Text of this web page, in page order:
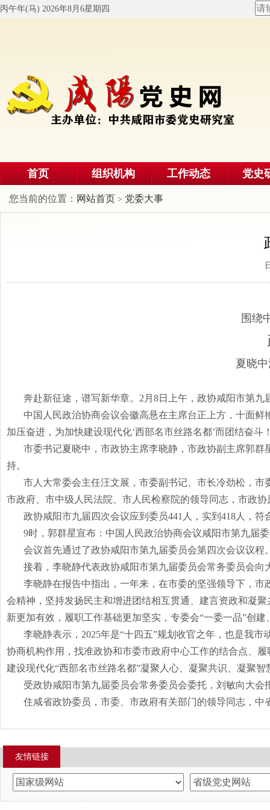
丙午年(马) 2026年8月6星期四
首页 组织机构 工作动态 党史
您当前的位置： 网站首页 > 党委大事
围绕
夏晓
奔赴新征途，谱写新华章。 2 月 8日上午，政协咸阳市第九
中国人民政治协商会议会徽高悬在主席台正上方，十面
加压奋进，为加快建设现代化‘西部名市丝路名都’而团结奋斗
市委书记夏晓中，市政协主席李晓静，市政协副主席郭
持。
市人大常委会主任汪文展，市委副书记、市长冷劲松，
市政府、市中级人民法院、市人民检察院的领导同志，市政
政协咸阳市九届四次会议应到委员441 人，实到 418 人，符
9时，郭群星宣布：中国人民政治协商会议咸阳市第九届
会议首先通过了政协咸阳市第九届委员会第四次会议议程
接着，李晓静代表政协咸阳市第九届委员会常务委员会向
李晓静在报告中指出，一年来，在市委的坚强领导下，
会精神，坚持发扬民主和增进团结相互贯通、建言资政和凝
新更加有效，履职工作基础更加坚实，专委会“一委一品”创
李晓静表示， 2025年是“十四五”规划收官之年，也是我
协商机构作用，找准政协和市委市政府中心工作的结合点、
建设现代化“西部名市丝路名都”凝聚人心、凝聚共识、凝聚智
受政协咸阳市第九届委员会常务委员会委托，刘敏向大
住咸省政协委员，市委、市政府有关部门的领导同志，中
友情链接